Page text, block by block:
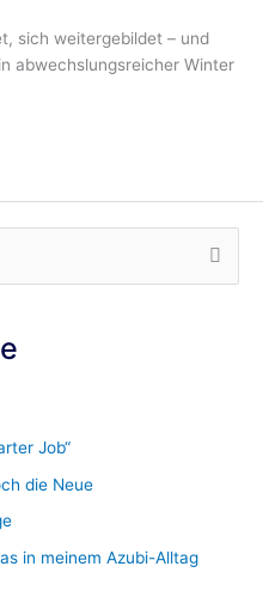
sich weitergebildet – und
abwechslungsreicher Winter
Job“
die Neue
in meinem Azubi-Alltag